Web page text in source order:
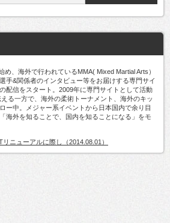
め、海外で行われているMMA( Mixed Martial Arts）
手&関係者のインタビュー等をお届けする専門サイ
配信をスタート。2009年に専門サイトとして活動
る一方で、海外の柔術トーナメント、海外のキッ
ー中。メジャー系イベントから日本国内で余り目
海外を知ることで、国内を知ることになる」をモ
リニューアルに際し（2014.08.01）